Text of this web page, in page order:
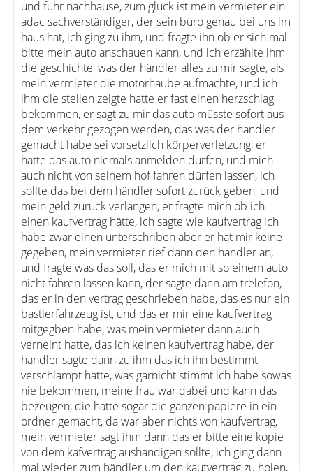
und fuhr nachhause, zum glück ist mein vermieter ein
adac sachverständiger, der sein büro genau bei uns im
haus hat, ich ging zu ihm, und fragte ihn ob er sich mal
bitte mein auto anschauen kann, und ich erzählte ihm
die geschichte, was der händler alles zu mir sagte, als
mein vermieter die motorhaube aufmachte, und ich
ihm die stellen zeigte hatte er fast einen herzschlag
bekommen, er sagt zu mir das auto müsste sofort aus
dem verkehr gezogen werden, das was der händler
gemacht habe sei vorsetzlich körperverletzung, er
hätte das auto niemals anmelden dürfen, und mich
auch nicht von seinem hof fahren dürfen lassen, ich
sollte das bei dem händler sofort zurück geben, und
mein geld zurück verlangen, er fragte mich ob ich
einen kaufvertrag hätte, ich sagte wie kaufvertrag ich
habe zwar einen unterschriben aber er hat mir keine
gegeben, mein vermieter rief dann den händler an,
und fragte was das soll, das er mich mit so einem auto
nicht fahren lassen kann, der sagte dann am trelefon,
das er in den vertrag geschrieben habe, das es nur ein
bastlerfahrzeug ist, und das er mir eine kaufvertrag
mitgegben habe, was mein vermieter dann auch
verneint hatte, das ich keinen kaufvertrag habe, der
händler sagte dann zu ihm das ich ihn bestimmt
verschlampt hätte, was garnicht stimmt ich habe sowas
nie bekommen, meine frau war dabei und kann das
bezeugen, die hatte sogar die ganzen papiere in ein
ordner gemacht, da war aber nichts von kaufvertrag,
mein vermieter sagt ihm dann das er bitte eine kopie
von dem kafvertrag aushändigen sollte, ich ging dann
mal wieder zum händler um den kaufvertrag zu holen,